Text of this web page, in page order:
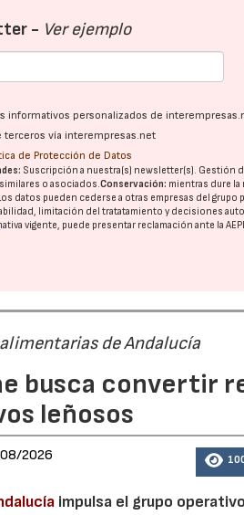
- Ver ejemplo
informativos personalizados de
vía interempresas.net
de Protección de Datos
Suscripción a nuestra(s) newsletter(s). Gestión
o asociados.Conservación: mientras dure la
datos pueden cederse a otras empresas del grupo
limitación del tratatamiento y decisiones
vigente, puede presentar reclamación ante la
de Andalucía
busca convertir
leñosos
2026
impulsa el grupo